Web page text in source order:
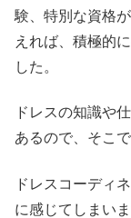
験、特別な資格
えれば、積極的
した。
ドレスの知識や
あるので、そこ
ドレスコーディ
に感じてしまい